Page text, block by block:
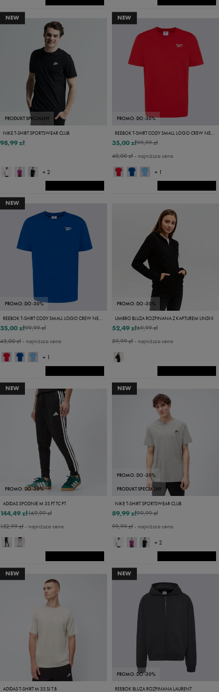
NEW
PRODUKT SPECJALNY
NIKE T-SHIRT SPORTSWEAR CLUB
98,99 zł
+ 2
NEW
PROMO: DO -30%
99,99 zł
35,00 zł
40,00 zł- najniższa cena
+ 1
NEW
PROMO: DO -30%
99,99 zł
35,00 zł
45,00 zł- najniższa cena
+ 1
PROMO: DO -30%
UMBRO BLUZA ROZPINANA Z KAPTUREM LINDI II
69,99 zł
52,49 zł
59,99 zł- najniższa cena
NEW
PROMO: DO -30%
ADIDAS SPODNIE M 3S FT TC PT
169,99 zł
144,49 zł
152,99 zł- najniższa cena
NEW
PROMO: DO -30%
PRODUKT SPECJALNY
NIKE T-SHIRT SPORTSWEAR CLUB
99,99 zł
89,99 zł
99,99 zł- najniższa cena
+ 2
NEW
ADIDAS T-SHIRT M 3S SJ T B
NEW
PROMO: DO -30%
REEBOK BLUZA ROZPINANA LAURENT